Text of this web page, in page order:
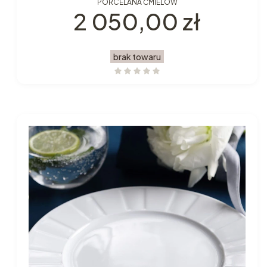
PORCELANA ĆMIELÓW
Cena
2 050,00 zł
brak towaru